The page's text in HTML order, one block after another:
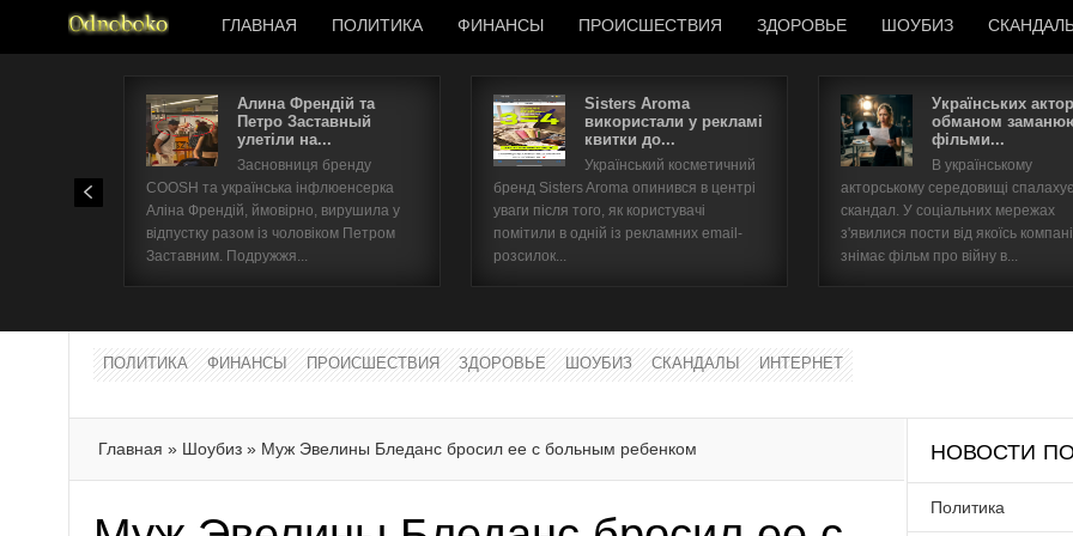
ГЛАВНАЯ ПОЛИТИКА ФИНАНСЫ ПРОИСШЕСТВИЯ ЗДОРОВЬЕ ШОУБИЗ
Алина Френдій та
Петро Заставный
улетіли на...
Засновниця бренду
COOSH та українська інфлюенсерка
Аліна Френдій, ймовірно, вирушила у
відпустку разом із чоловіком Петром
Заставним. Подружжя...
Sisters Aroma
використали у рекламі
квитки до...
Український косметичний
бренд Sisters Aroma опинився в центрі
уваги після того, як користувачі
помітили в одній із рекламних email-
розсилок...
Українських
обманом
фільми...
В українському
акторському середовищі спалахує
скандал. У соціальних мережах
з'явилися пости від якоїсь
знімає фільм про війну в...
ПОЛИТИКА ФИНАНСЫ ПРОИСШЕСТВИЯ ЗДОРОВЬЕ ШОУБИЗ СКАНДАЛЫ ИНТЕРНЕТ
Главная » Шоубиз » Муж Эвелины Бледанс бросил ее с больным ребенком НОВОСТИ
Политика
Имя пользователя
Забыли имя пользователя?